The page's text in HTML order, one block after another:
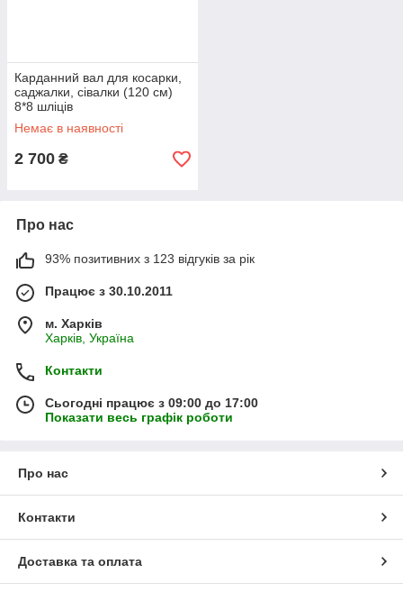
Карданний вал для косарки,
саджалки, сівалки (120 см)
8*8 шліців
Немає в наявності
2 700 ₴
Про нас
93% позитивних з 123 відгуків за рік
Працює з 30.10.2011
м. Харків
Харків, Україна
Контакти
Сьогодні працює з 09:00 до 17:00
Показати весь графік роботи
Про нас
Контакти
Доставка та оплата